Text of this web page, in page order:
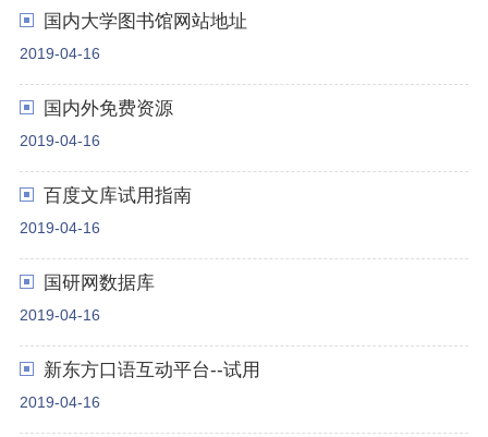
国内大学图书馆网站地址
2019-04-16
国内外免费资源
2019-04-16
百度文库试用指南
2019-04-16
国研网数据库
2019-04-16
新东方口语互动平台--试用
2019-04-16